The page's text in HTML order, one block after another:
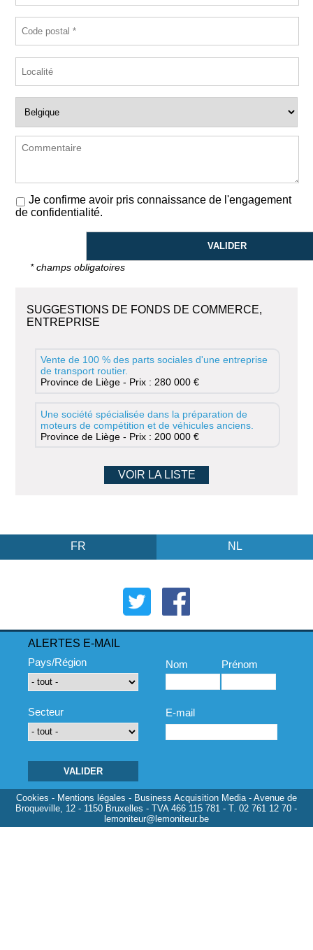
Je confirme avoir pris connaissance de l'engagement
de confidentialité.
* champs obligatoires
SUGGESTIONS DE FONDS DE COMMERCE,
ENTREPRISE
Vente de 100 % des parts sociales d'une entreprise
de transport routier.
Province de Liège - Prix : 280 000 €
Une société spécialisée dans la préparation de
moteurs de compétition et de véhicules anciens.
Province de Liège - Prix : 200 000 €
VOIR LA LISTE
FR NL
ALERTES E-MAIL
Pays/Région
Secteur
Nom Prénom
E-mail
Cookies - Mentions légales - Business Acquisition Media - Avenue de
Broqueville, 12 - 1150 Bruxelles - TVA 466 115 781 - T. 02 761 12 70 -
lemoniteur@lemoniteur.be